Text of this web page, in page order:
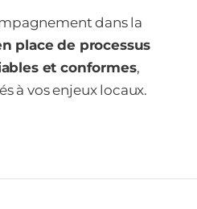
dans la
place de processus
et conformes,
à vos enjeux locaux.